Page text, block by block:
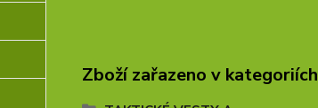
Zboží zařazeno v kategoriích